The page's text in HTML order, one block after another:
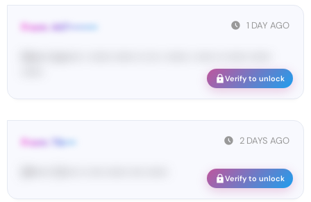
1 DAY AGO
From: 447••••••••
Verify to unlock
2 DAYS AGO
From: Tik•••
Verify to unlock